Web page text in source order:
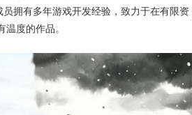
拥有多年游戏开发经验，致力于在有限资
度的作品。